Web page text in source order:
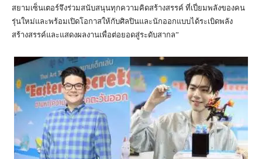
สยามเซ็นเตอร์จึงร่วมสนับสนุนทุกความคิดสร้างสรรค์ ที่เปี่ยมพลังของคน
รุ่นใหม่และพร้อมเปิดโอกาสให้กับศิลปินและนักออกแบบได้ระเบิดพลัง
สร้างสรรค์และแสดงผลงานเพื่อต่อยอดสู่ระดับสากล”